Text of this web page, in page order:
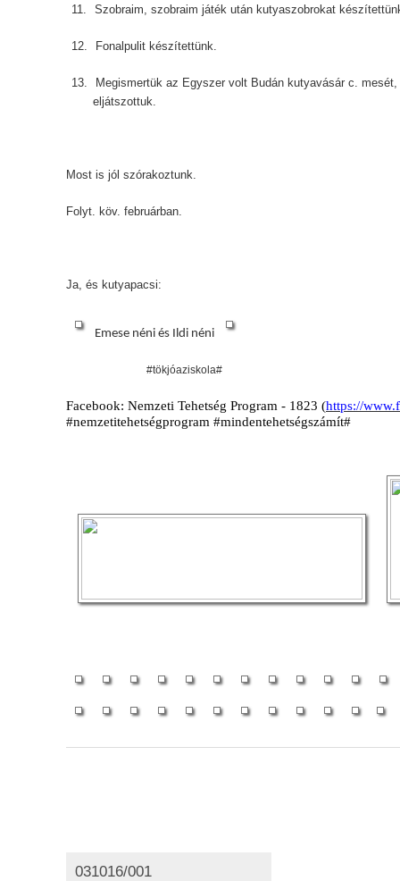
11. Szobraim, szobraim játék után kutyaszobrokat
12. Fonalpulit készítettünk.
13.
Megismertük az Egyszer volt Budán kutyavásár c.
eljátszottuk.
Most is jól szórakoztunk.
Folyt. köv. februárban.
Ja, és kutyapacsi:
Emese néni és Ildi néni
#tökjóaziskola#
Facebook: Nemzeti Tehetség Program - 1823 (https://
#nemzetitehetségprogram #mindentehetségszámít#
031016/001